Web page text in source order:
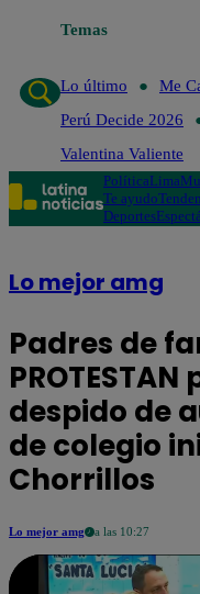
Temas
Lo último
Me
Perú Decide 2026
Valentina Valiente
PolíticaLima
Te ayudo
Deportes
Lo mejor amg
Padres de
PROTESTAN
despido de
de colegio
Chorrillos
Lo mejor amg a las 10:27